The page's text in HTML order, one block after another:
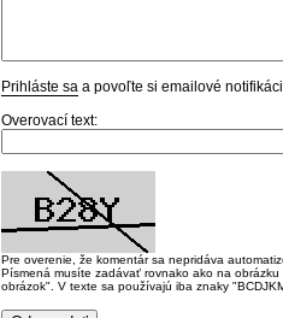
Prihláste sa a povoľte si emailové
Overovací text:
Pre overenie, že komentár sa nepridáva
Písmená musíte zadávať rovnako ako na
obrázok". V texte sa používajú iba znaky